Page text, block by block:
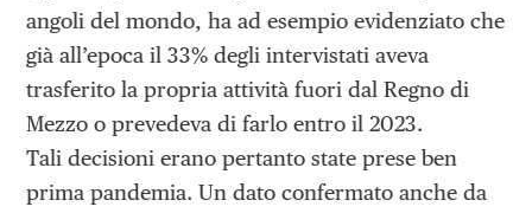
angoli del mondo, ha ad esempio evidenziato che
già all’epoca il 33% degli intervistati aveva
trasferito la propria attività fuori dal Regno di
Mezzo o prevedeva di farlo entro il 2023.
Tali decisioni erano pertanto state prese ben
prima pandemia. Un dato confermato anche da